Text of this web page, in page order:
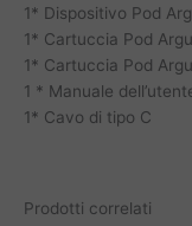
1* Dispositivo Pod
1* Cartuccia Pod
1* Cartuccia Pod
1 * Manuale
1* Cavo di tipo C
Prodotti correlati